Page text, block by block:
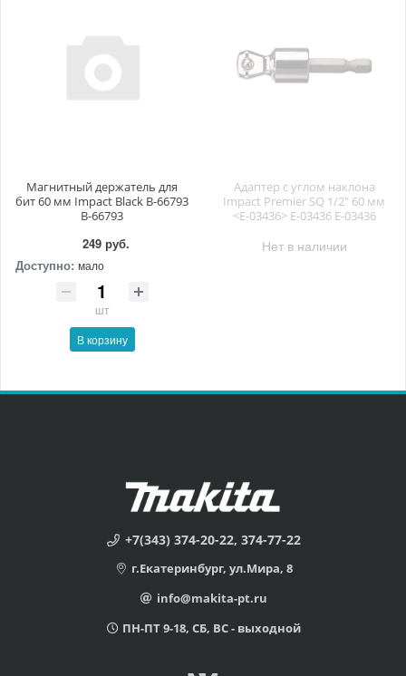
Магнитный держатель для
бит 60 мм Impact Black B-66793
B-66793
249 руб.
Доступно: мало
шт
В корзину
Адаптер с углом наклона
Impact Premier SQ 1/2" 60 мм
<E-03436> E-03436 E-03436
Нет в наличии
+7(343) 374-20-22, 374-77-22
г.Екатеринбург, ул.Мира, 8
info@makita-pt.ru
ПН-ПТ 9-18, СБ, ВС - выходной